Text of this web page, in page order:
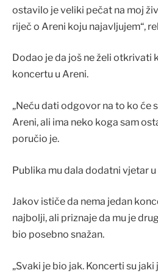
ostavilo je veliki pečat na moj
riječ o Areni koju najavljujem“,
Dodao je da još ne želi otkrivati
koncertu u Areni.
„Neću dati odgovor na to ko će
Areni, ali ima neko koga sam
poručio je.
Publika mu dala dodatni vjetar u
Jakov ističe da nema jedan
najbolji, ali priznaje da mu je
bio posebno snažan.
„Svaki je bio jak. Koncerti su